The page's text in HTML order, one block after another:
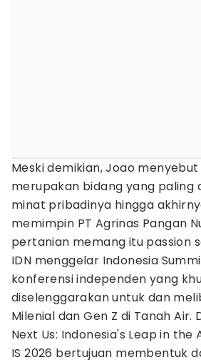
Meski demikian, Joao
merupakan bidang yang paling
minat pribadinya hingga
memimpin PT Agrinas Pangan
pertanian memang itu passion
IDN menggelar Indonesia
konferensi independen yang
diselenggarakan untuk dan
Milenial dan Gen Z di Tanah Air.
Next Us: Indonesia's Leap in the
IS 2026 bertujuan membentuk